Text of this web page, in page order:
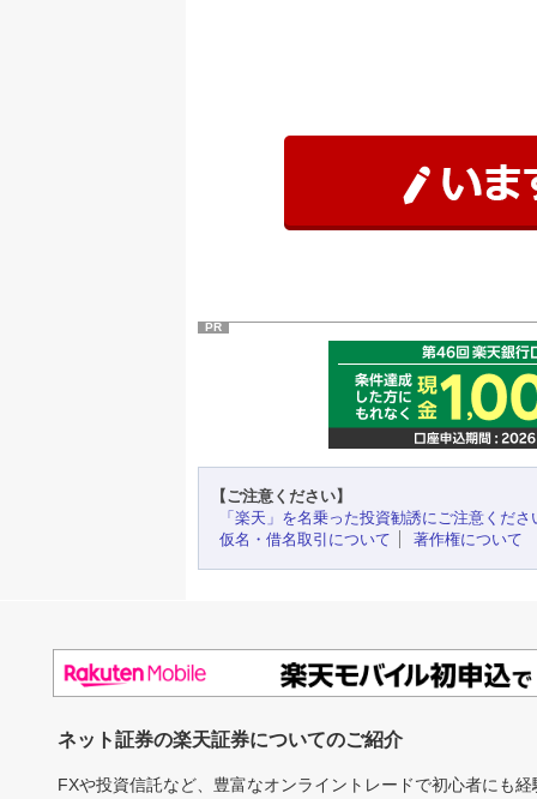
PR
【ご注意ください】
「楽天」を名乗った投資勧誘にご注意くださ
仮名・借名取引について
著作権について
ネット証券の楽天証券についてのご紹介
FXや投資信託など、豊富なオンライントレードで初心者にも